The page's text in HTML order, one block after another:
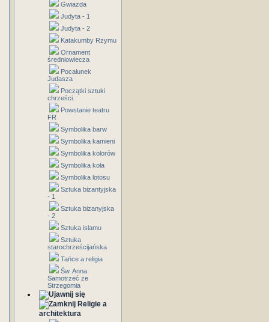
Gwiazda
Judyta - 1
Judyta - 2
Katakumby Rzymu
Ornament
średniowiecza
Pocałunek
Judasza
Początki sztuki
chrześci.
Powstanie teatru
FR
Symbolika barw
Symbolika kamieni
Symbolika kolorów
Symbolika koła
Symbolika lotosu
Sztuka bizantyjska
- 1
Sztuka bizanyjska
- 2
Sztuka islamu
Sztuka
starochrześcijańska
Tańce a religia
Św. Anna
Samotrzeć ze
Strzegomia
Religie a
architektura